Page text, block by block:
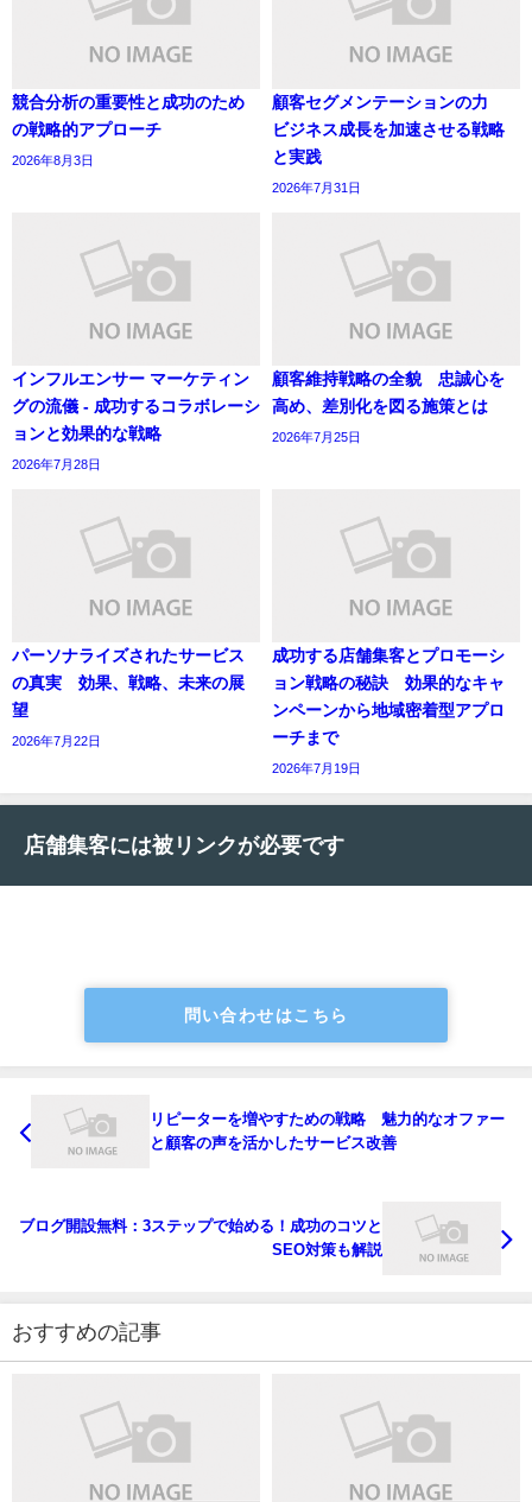
競合分析の重要性と成功のため
の戦略的アプローチ
2026年8月3日
顧客セグメンテーションの力
ビジネス成長を加速させる戦略
と実践
2026年7月31日
インフルエンサー マーケティン
グの流儀 - 成功するコラボレーシ
ョンと効果的な戦略
2026年7月28日
顧客維持戦略の全貌 忠誠心を
高め、差別化を図る施策とは
2026年7月25日
パーソナライズされたサービス
の真実 効果、戦略、未来の展
望
2026年7月22日
成功する店舗集客とプロモーシ
ョン戦略の秘訣 効果的なキャ
ンペーンから地域密着型アプロ
ーチまで
2026年7月19日
店舗集客には被リンクが必要です
問い合わせはこちら
リピーターを増やすための戦略 魅力的なオファー
と顧客の声を活かしたサービス改善
ブログ開設無料：3ステップで始める！成功のコツと
SEO対策も解説
おすすめの記事